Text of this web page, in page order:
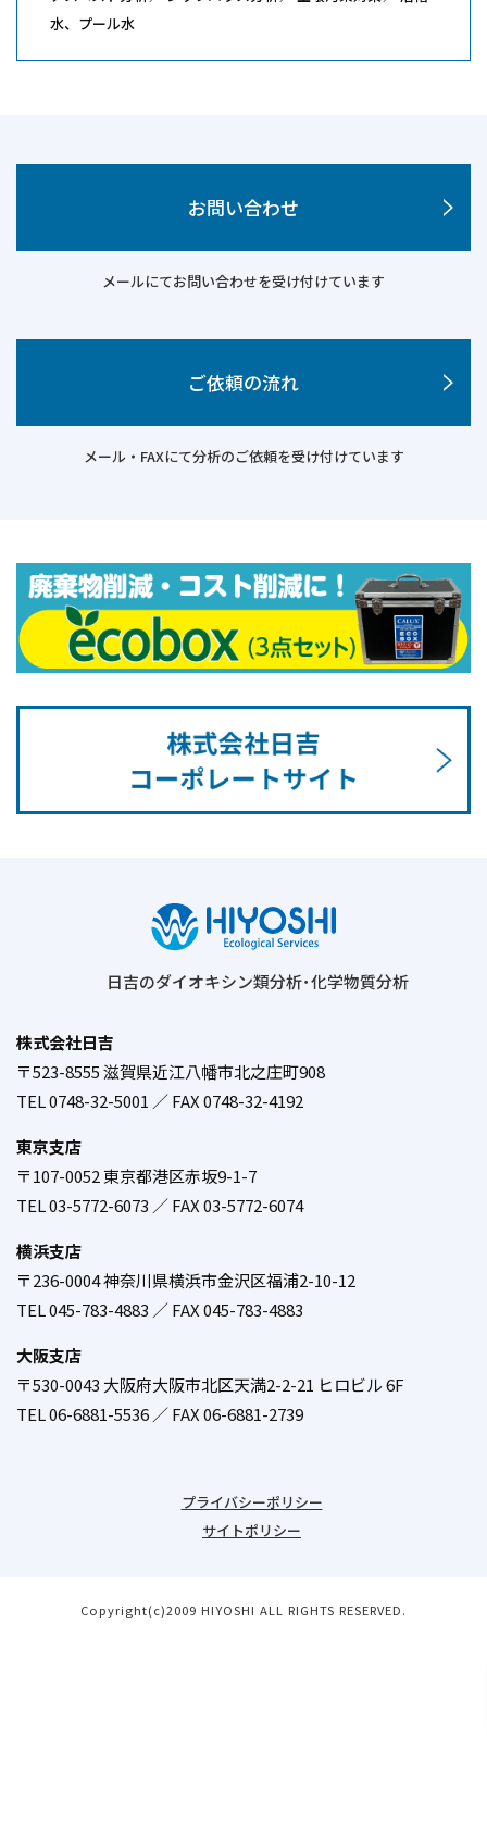
水、プール水
お問い合わせ
メールにてお問い合わせを受け付けています
ご依頼の流れ
メール・FAXにて分析のご依頼を受け付けています
日吉のダイオキシン類分析･化学物質分析
株式会社日吉
〒523-8555 滋賀県近江八幡市北之庄町908
／
TEL 0748-32-5001 ／ FAX 0748-32-4192
東京支店
〒107-0052 東京都港区赤坂9-1-7
／
TEL 03-5772-6073 ／ FAX 03-5772-6074
横浜支店
〒236-0004 神奈川県横浜市金沢区福浦2-10-12
／
TEL 045-783-4883 ／ FAX 045-783-4883
大阪支店
〒530-0043 大阪府大阪市北区天満2-2-21 ヒロビル 6F
／
TEL 06-6881-5536 ／ FAX 06-6881-2739
プライバシーポリシー
サイトポリシー
Copyright(c)2009 HIYOSHI ALL RIGHTS RESERVED.